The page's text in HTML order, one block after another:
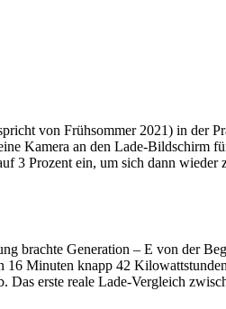
von Frühsommer 2021) in der
Kamera an den Lade-
3 Prozent ein, um sich dann
brachte Generation – E von der
Minuten knapp 42
erste reale Lade-Vergleich